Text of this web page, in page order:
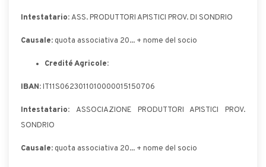
Intestatario:ASS. PRODUTTORI APISTICI PROV. DI SONDRIO
Causale: quota associativa 20... + nome del socio
Credité Agricole:
IBAN:IT11S0623011010000015150706
Intestatario: ASSOCIAZIONE PRODUTTORI APISTICI PROV.
SONDRIO
Causale: quota associativa 20... + nome del socio